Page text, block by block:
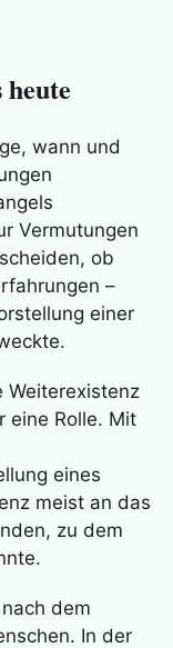
wann und
Vermutungen
ob
–
einer
Weiterexistenz
eine Rolle. Mit
eines
meist an das
zu dem
dem
In der